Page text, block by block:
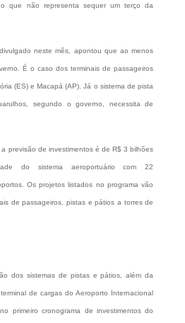
que não representa sequer um terço da
neste mês, apontou que ao menos
É o caso dos terminais de passageiros
(ES) e Macapá (AP). Já o sistema de pista
segundo o governo, necessita de
previsão de investimentos é de R$ 3 bilhões
do sistema aeroportuário com 22
Os projetos listados no programa vão
de passageiros, pistas e pátios a torres de
dos sistemas de pistas e pátios, além da
de cargas do Aeroporto Internacional
primeiro cronograma de investimentos do